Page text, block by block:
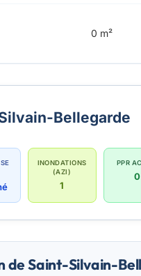
0 m²
Bellegarde
INONDATIONS
(AZI)
1
PPR
0
de Saint-Silvain-